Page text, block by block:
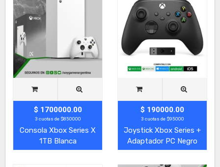
$ 1700000.00
3 cuotas de $850000
Consola Xbox Series X
1TB Blanca
$ 190000.00
3 cuotas de $95000
Joystick Xbox Series +
Adaptador PC Negro